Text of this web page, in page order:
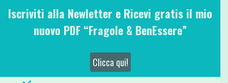
SaltaIscriviti alla Newletter e Ricevi gratis il mio
nuovo PDF “Fragole & BenEssere”
Clicca qui!